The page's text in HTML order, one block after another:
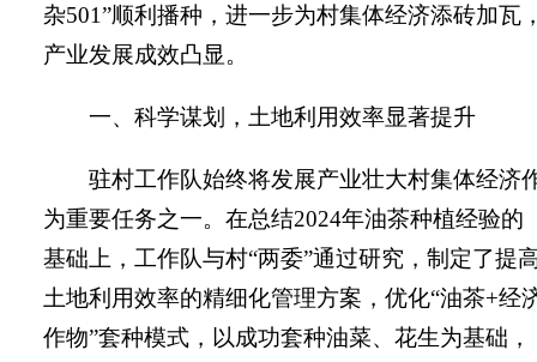
杂501”顺利播种，进一步为村集体经济添砖加瓦
产业发展成效凸显。
一、科学谋划，土地利用效率显著提升
驻村工作队始终将发展产业壮大村集体经济
为重要任务之一。在总结2024年油茶种植经验的
基础上，工作队与村“两委”通过研究，制定了提
土地利用效率的精细化管理方案，优化“油茶+经
作物”套种模式，以成功套种油菜、花生为基础，